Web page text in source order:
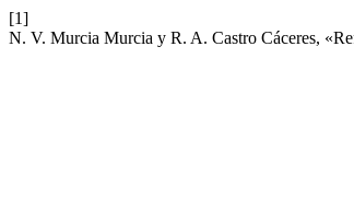
[1]
N. V. Murcia Murcia y R. A. Castro Cáceres,